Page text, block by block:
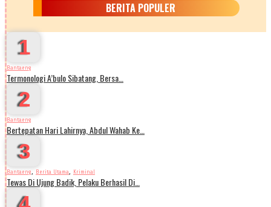
BERITA POPULER
1
Bantaeng
Termonologi A’bulo Sibatang, Bersa…
2
Bantaeng
Bertepatan Hari Lahirnya, Abdul Wahab Ke…
3
Bantaeng, Berita Utama, Kriminal
Tewas Di Ujung Badik, Pelaku Berhasil Di…